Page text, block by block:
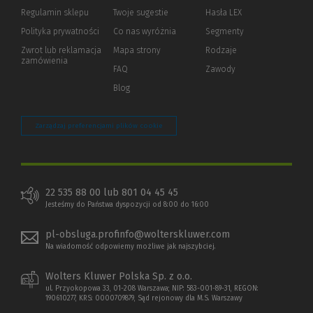
Regulamin sklepu
Polityka prywatności (Nowe
(Link
innej
Zwrot lub reklamacja
zamówienia
innej
strony)
Twoje sugestie
Co nas wyróżnia
Mapa strony
FAQ
Blog
Hasła LEX
Segmenty
Rodzaje
Zawody
Zarządzaj preferencjami plików cookie
22 535 88 00 lub 801 04 45 45
Jesteśmy do Państwa dyspozycji od 8:00 do 16:00
pl-obsluga.profinfo@wolterskluwer.com
Na wiadomość odpowiemy możliwe jak najszybciej.
Wolters Kluwer Polska Sp. z o.o.
ul. Przyokopowa 33, 01-208 Warszawa; NIP: 583-001-89-31, REGON:
190610277, KRS: 0000709879, Sąd rejonowy dla M.S. Warszawy